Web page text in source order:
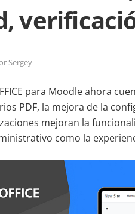
Sergey
para Moodleahora
PDF, la mejora de la
mejoran la
como la